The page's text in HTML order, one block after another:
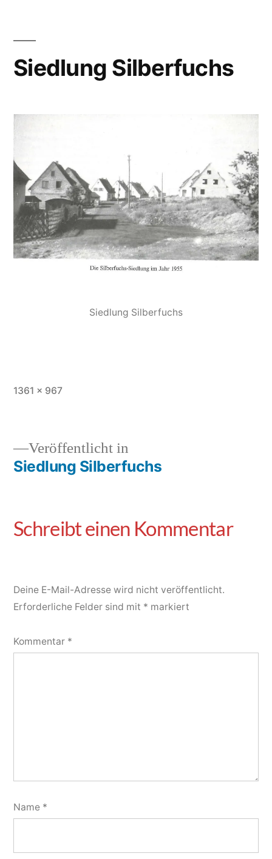
Siedlung Silberfuchs
Siedlung Silberfuchs
1361 × 967
Veröffentlicht in
Siedlung Silberfuchs
Deine E-Mail-Adresse wird nicht veröffentlicht.
Erforderliche Felder sind mit * markiert
Kommentar *
Name *